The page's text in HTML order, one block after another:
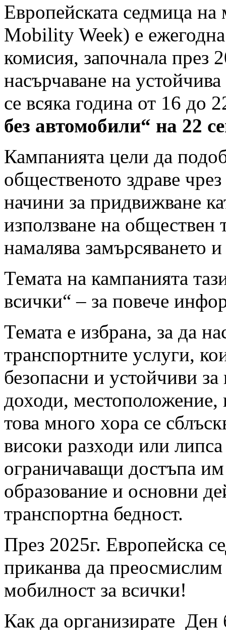
Европейската седмица
Mobility Week) е
комисия, започнала през
насърчаване на
се всяка година от 16 до
без автомобили“ на 22
Кампанията цели да
общественото здраве
начини за придвижване
използване на обществен
намалява замърсяването
Темата на кампанията
всички“ – за повече
Темата е избрана, за да
транспортните услуги,
безопасни и устойчиви
доходи,
това много хора се
високи разходи или
ограничаващи достъпа
образование и основни
транспортна бедност.
През 2025г. Европейска
приканва да
мобилност за всички!
Как да организирате Ден